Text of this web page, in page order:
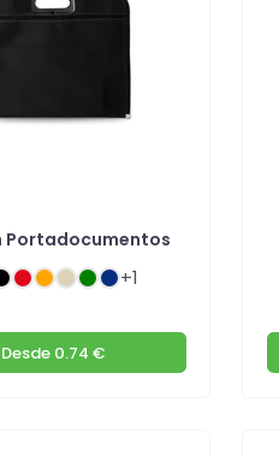
Portadocumentos
+1
Desde 0.74 €